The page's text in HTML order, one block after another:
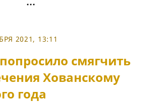
2021, 13:11
смягчить
Хованскому
года